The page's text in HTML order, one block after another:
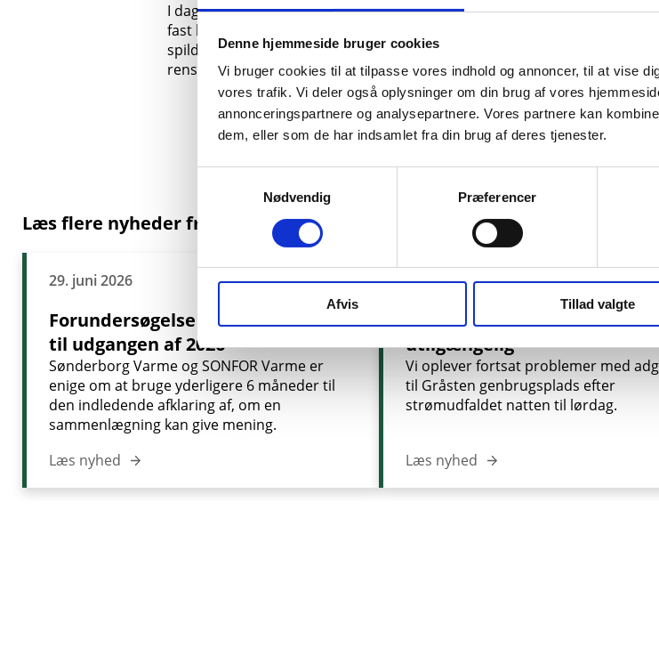
Denne hjemmeside bruger cookies
Vi bruger cookies til at tilpasse vores indhold og annoncer, til at vise
vores trafik. Vi deler også oplysninger om din brug af vores
annonceringspartnere og analysepartnere. Vores partnere kan
dem, eller som de har indsamlet fra din brug af deres tjenester.
Nødvendig
Præferencer
Afvis Tillad valgte
I dag betaler SONFORs kunder allerede et fast bidrag for at være
fast bidrag for at være tilsluttet spildevandsforsyningen. Der en del
spildevandsnet, er fælles om, uanset hvor stort vores forbrug er. Det er
renseanlæggene, der skyldes krav fra myndighederne.
Læs flere nyheder fra SONFOR
29. juni 2026 FJERNVARME
Forundersøgelse forlænges frem
til udgangen af 2026
Sønderborg Varme og SONFOR Varme er
enige om at bruge yderligere 6 måneder til
den indledende afklaring af, om en
sammenlægning kan give mening.
Læs nyhed
27. juni 2026
Gråsten genbrugsplads er
utilgængelig
Vi oplever fortsat problemer med
til Gråsten genbrugsplads efter
strømudfaldet natten til lørdag.
Læs nyhed